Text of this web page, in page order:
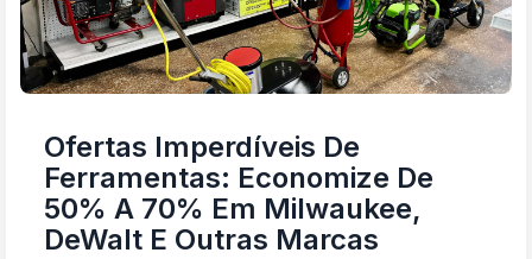
Ofertas Imperdíveis De
Ferramentas: Economize De
50% A 70% Em Milwaukee,
DeWalt E Outras Marcas